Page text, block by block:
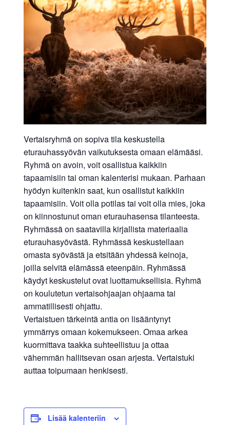
Vertaisryhmä on sopiva tila keskustella
eturauhassyövän vaikutuksesta omaan elämääsi.
Ryhmä on avoin, voit osallistua kaikkiin
tapaamisiin tai oman kalenterisi mukaan. Parhaan
hyödyn kuitenkin saat, kun osallistut kaikkiin
tapaamisiin. Voit olla potilas tai voit olla mies, joka
on kiinnostunut oman eturauhasensa tilanteesta.
Ryhmässä on saatavilla kirjallista materiaalia
eturauhasyövästä. Ryhmässä keskustellaan
omasta syövästä ja etsitään yhdessä keinoja,
joilla selvitä elämässä eteenpäin. Ryhmässä
käydyt keskustelut ovat luottamuksellisia. Ryhmä
on koulutetun vertaisohjaajan ohjaama tai
ammatillisesti ohjattu.
Vertaistuen tärkeintä antia on lisääntynyt
ymmärrys omaan kokemukseen. Omaa arkea
kuormittava taakka suhteellistuu ja ottaa
vähemmän hallitsevan osan arjesta. Vertaistuki
auttaa toipumaan henkisesti.
Lisää kalenteriin